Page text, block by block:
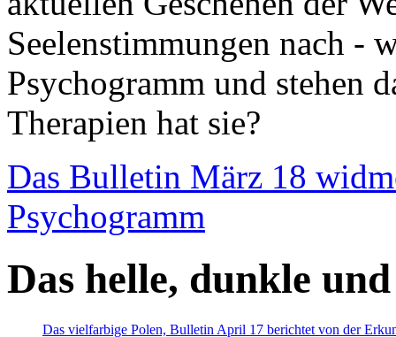
Seelenstimmungen nach -
Psychogramm und stehen
Therapien hat sie?
Das Bulletin März 18
Psychogramm
Das helle, dunkle
Das vielfarbige Polen, Bulletin April 17 berichtet von der